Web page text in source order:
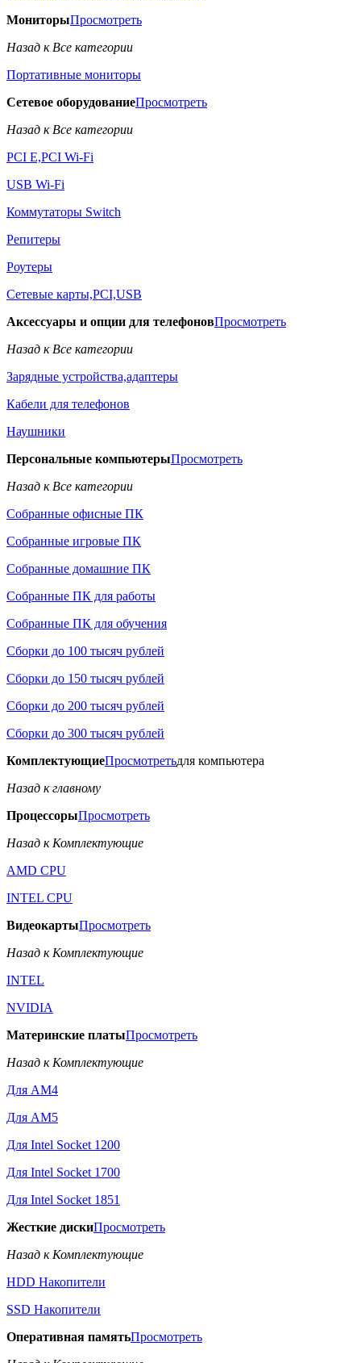
МониторыПросмотреть
Назад к Все категории
Портативные мониторы
Сетевое оборудованиеПросмотреть
Назад к Все категории
PCI E,PCI Wi-Fi
USB Wi-Fi
Коммутаторы Switch
Репитеры
Роутеры
Сетевые карты,PCI,USB
Аксессуары и опции для телефоновПросмотреть
Назад к Все категории
Зарядные устройства,адаптеры
Кабели для телефонов
Наушники
Персональные компьютерыПросмотреть
Назад к Все категории
Собранные офисные ПК
Собранные игровые ПК
Собранные домашние ПК
Собранные ПК для работы
Собранные ПК для обучения
Сборки до 100 тысяч рублей
Сборки до 150 тысяч рублей
Сборки до 200 тысяч рублей
Сборки до 300 тысяч рублей
КомплектующиеПросмотретьдля компьютера
Назад к главному
ПроцессорыПросмотреть
Назад к Комплектующие
AMD CPU
INTEL CPU
ВидеокартыПросмотреть
Назад к Комплектующие
INTEL
NVIDIA
Материнские платыПросмотреть
Назад к Комплектующие
Для AM4
Для AM5
Для Intel Socket 1200
Для Intel Socket 1700
Для Intel Socket 1851
Жесткие дискиПросмотреть
Назад к Комплектующие
HDD Накопители
SSD Накопители
Оперативная памятьПросмотреть